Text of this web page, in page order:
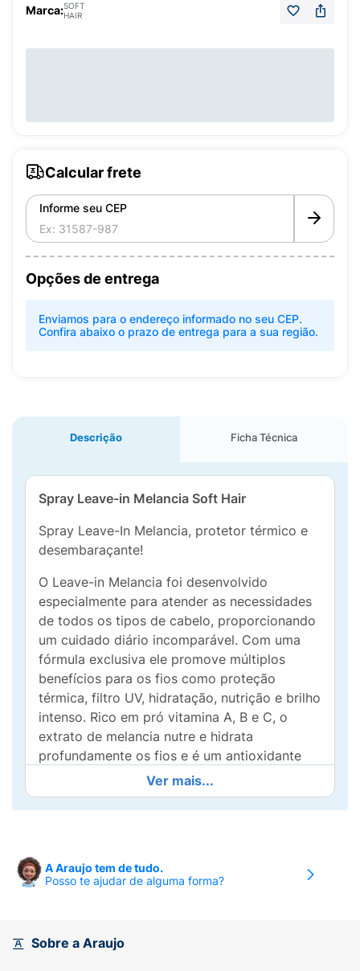
Marca:SOFT
HAIR
Calcular frete
Informe seu CEP
Opções de entrega
Enviamos para o endereço informado no seu CEP.
Confira abaixo o prazo de entrega para a sua região.
Descrição Ficha Técnica
Spray Leave-in Melancia Soft Hair
Spray Leave-In Melancia, protetor térmico e
desembaraçante!
O Leave-in Melancia foi desenvolvido
especialmente para atender as necessidades
de todos os tipos de cabelo, proporcionando
um cuidado diário incomparável. Com uma
fórmula exclusiva ele promove múltiplos
benefícios para os fios como proteção
térmica, filtro UV, hidratação, nutrição e brilho
intenso. Rico em pró vitamina A, B e C, o
extrato de melancia nutre e hidrata
profundamente os fios e é um antioxidante
natural garantindo um cabelo saudável e
revitalizado.
Nutre, hidrate e protege;
Anti-Frizz;
Ver mais...
A Araujo tem de tudo.
Posso te ajudar de alguma forma?
Sobre a Araujo